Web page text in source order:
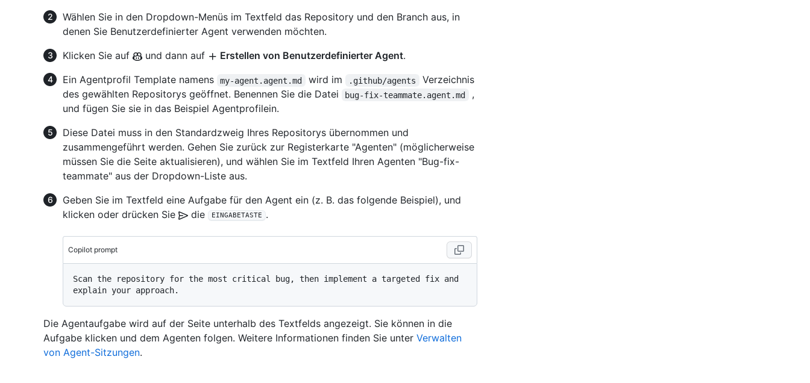
Wählen Sie in den Dropdown-Menüs im Textfeld das Repository und den Branch aus, in
denen Sie Benutzerdefinierter Agent verwenden möchten.
Klicken Sie auf
und dann auf Erstellen von Benutzerdefinierter Agent.
Ein Agentprofil Template namens
my-agent.agent.md wird im .github/agents
Verzeichnis
des gewählten Repositorys geöffnet. Benennen Sie die Datei
bug-fix-teammate.agent.md
,
und fügen Sie sie in das Beispiel Agentprofilein.
Diese Datei muss in den Standardzweig Ihres Repositorys übernommen und
zusammengeführt werden. Gehen Sie zurück zur Registerkarte "Agenten" (möglicherweise
müssen Sie die Seite aktualisieren), und wählen Sie im Textfeld Ihren Agenten "Bug-fix-
teammate" aus der Dropdown-Liste aus.
Geben Sie im Textfeld eine Aufgabe für den Agent ein (z. B. das folgende Beispiel), und
klicken oder drücken Sie
die EINGABETASTE .
Copilot prompt
Scan the repository for the most critical bug, then implement a targeted fix and
Die Agentaufgabe wird auf der Seite unterhalb des Textfelds angezeigt. Sie können in die
Aufgabe klicken und dem Agenten folgen. Weitere Informationen finden Sie unter Verwalten
von Agent-Sitzungen.